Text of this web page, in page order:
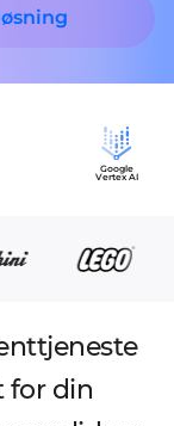
Google
Vertex AI
for din